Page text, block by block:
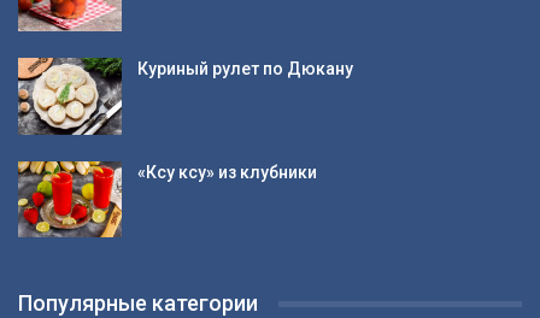
Куриный рулет по Дюкану
«Ксу ксу» из клубники
Популярные категории